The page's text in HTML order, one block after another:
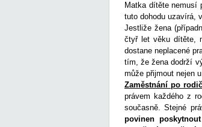
Matka dítěte nemusí
tuto dohodu uzavírá,
Jestliže žena
čtyř let věku dítěte,
dostane neplacené
tím, že žena dodrží
může přijmout nejen
Zaměstnání po
právem každého z
současně. Stejné
povinen